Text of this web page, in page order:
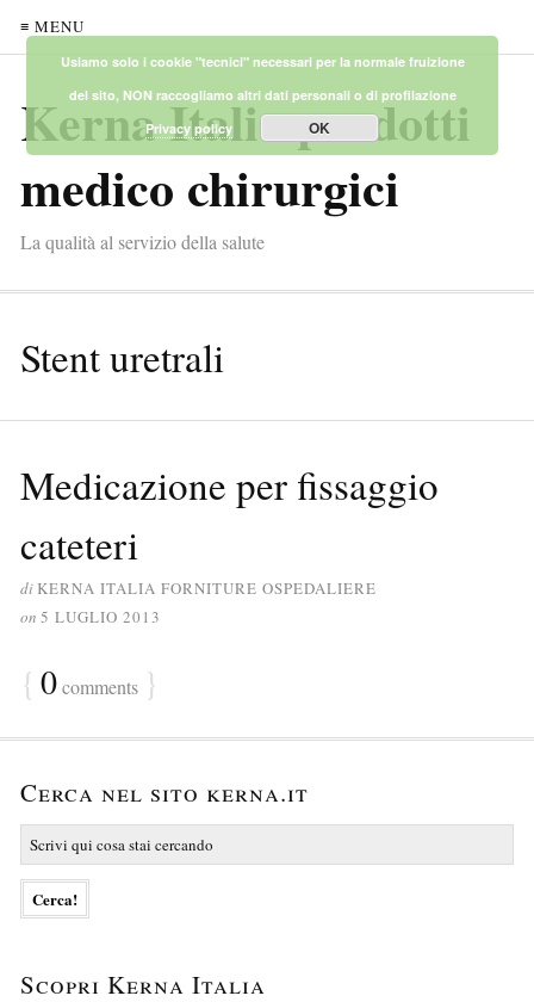
≡ MENU
Kerna Italia prodotti
medico chirurgici
La qualità al servizio della salute
Stent uretrali
Medicazione per fissaggio
cateteri
di KERNA ITALIA FORNITURE OSPEDALIERE
on 5 LUGLIO 2013
{ 0comments }
Cerca nel sito kerna.it
Scopri Kerna Italia
Usiamo solo i cookie "tecnici" necessari per la normale fruizione
del sito, NON raccogliamo altri dati personali o di profilazione
Privacy policy
OK